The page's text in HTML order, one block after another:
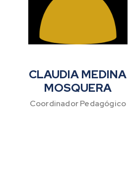
CLAUDIA MEDINA
MOSQUERA
Coordinador Pedagógico